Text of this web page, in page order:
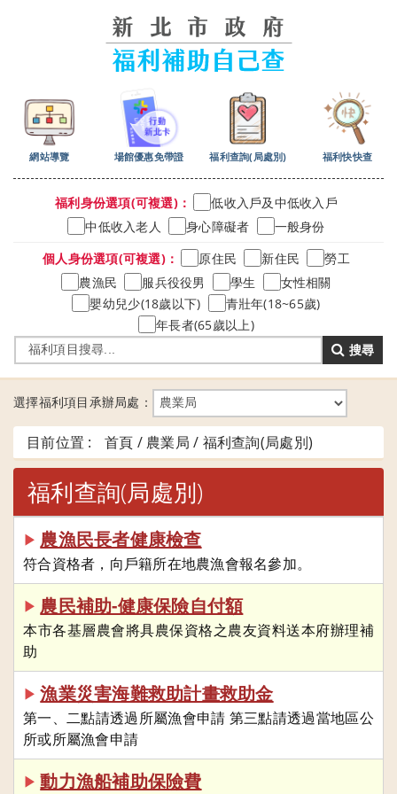
網站導覽 場館優惠免帶證 福利查詢(局處別) 福利快快查
福利身份選項(可複選)：
低收入戶及中低收入戶
中低收入老人
身心障礙者
一般身份
個人身份選項(可複選)：
原住民 新住民
勞工
農漁民
服兵役役男 學生
女性相關
嬰幼兒少(18歲以下)
青壯年(18~65歲)
年長者(65歲以上)
搜尋
選擇福利項目承辦局處：
目前位置 : 首頁 / 農業局 / 福利查詢(局處別)
福利查詢(局處別)
▶ 農漁民長者健康檢查
符合資格者，向戶籍所在地農漁會報名參加。
▶ 農民補助-健康保險自付額
本市各基層農會將具農保資格之農友資料送本府辦理補
助
▶ 漁業災害海難救助計畫救助金
第一、二點請透過所屬漁會申請 第三點請透過當地區公
所或所屬漁會申請
▶ 動力漁船補助保險費